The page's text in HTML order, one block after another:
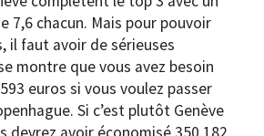
7,6 chacun. Mais pour pouvoir
il faut avoir de sérieuses
montre que vous avez besoin
euros si vous voulez passer
Si c’est plutôt Genève